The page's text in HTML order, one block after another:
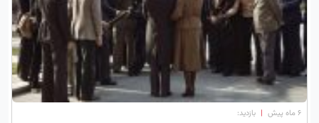
۶ ماه پیش | بازدید: